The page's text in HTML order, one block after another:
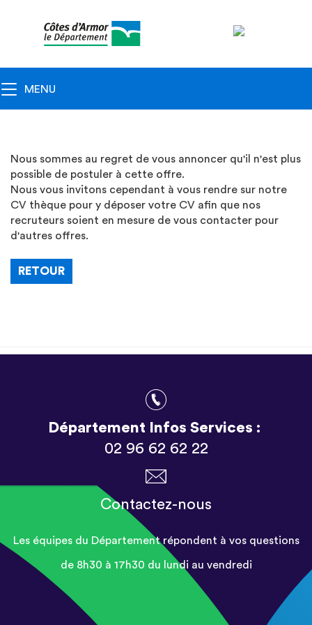
principale
Toggle navigation
MENU
Nous sommes au regret de vous annoncer qu'il n'est plus
possible de postuler à cette offre.
Nous vous invitons cependant à vous rendre sur notre
CV thèque pour y déposer votre CV afin que nos
recruteurs soient en mesure de vous contacter pour
d'autres offres.
RETOUR
Département Infos Services :
02 96 62 62 22
Contactez-nous
Les équipes du Département répondent à vos questions
de 8h30 à 17h30 du lundi au vendredi